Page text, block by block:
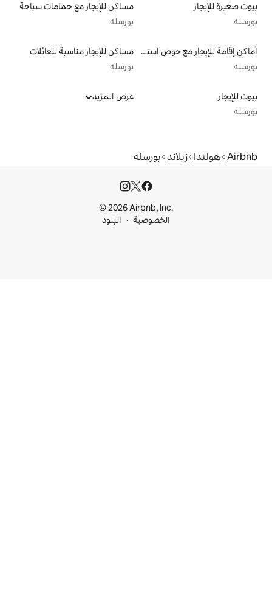
مساكن للإيجار مع حمامات سباحة
بورسله
أماكن إقامة للإيجار مع حوض استحمام ساخن
مساكن للإيجار مناسبة للعائلات
بورسله
عرض المزيد
بورسله